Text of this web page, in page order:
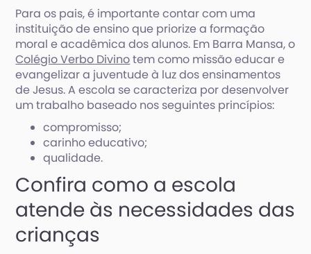
Para os pais, é importante contar com uma
instituição de ensino que priorize a formação
moral e acadêmica dos alunos. Em Barra Mansa, o
Colégio Verbo Divinotem como missão educar e
evangelizar a juventude à luz dos ensinamentos
de Jesus. A escola se caracteriza por desenvolver
um trabalho baseado nos seguintes princípios:
compromisso;
carinho educativo;
qualidade.
Confira como a escola
atende às necessidades das
crianças